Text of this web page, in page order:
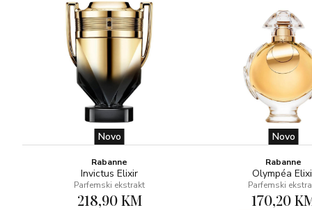
Novo
Rabanne
Invictus Elixir
Parfemski ekstrakt
218,90 KM
Novo
Rabanne
Olympéa
Parfemski
170,20